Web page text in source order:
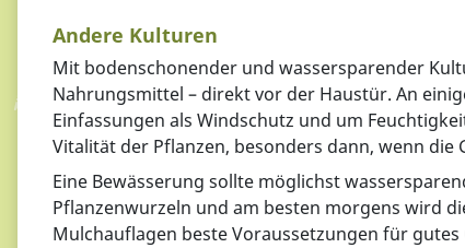
Andere Kulturen
Mit bodenschonender und wassersparender
Nahrungsmittel – direkt vor der Haustür. An
Einfassungen als Windschutz und um
Vitalität der Pflanzen, besonders dann, wenn
Eine Bewässerung sollte möglichst
Pflanzenwurzeln und am besten morgens wird
Mulchauflagen beste Voraussetzungen für gutes